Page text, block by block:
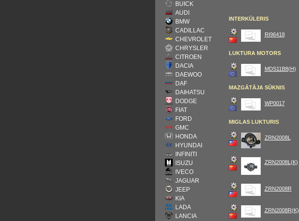
BUICK
AUDI
BMW
CADILLAC
CHEVROLET
CHRYSLER
CITROEN
DACIA
DAEWOO
DAF
DAIHATSU
DODGE
FIAT
FORD
GMC
HONDA
HYUNDAI
INFINITI
ISUZU
IVECO
JAGUAR
JEEP
KIA
LADA
LANCIA
INTERKŪLERIS
RI96418
LUKTURA MOTORS
MDS11B8(H)
MAZGĀTĀJA SŪKNIS
WP0017
MIGLAS LUKTURIS
ZRN2008L
ZRN2008L(K)
ZRN2008R
ZRN2008R(K)